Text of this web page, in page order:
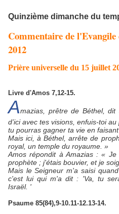
Quinzième dimanche du
Commentaire de
2012
Prière universelle du 15 juillet
Livre d'Amos 7,12-15.
Amazias, prêtre de Béthel, dit
d’ici avec tes visions, enfuis-toi
tu pourras gagner ta vie en
Mais ici, à Béthel, arrête de
royal, un temple du royaume. »
Amos répondit à Amazias : «
prophète ; j'étais bouvier, et je
Mais le Seigneur m'a saisi
c'est lui qui m'a dit : 'Va, tu
Israël. '
Psaume 85(84),9-10.11-12.13-14.